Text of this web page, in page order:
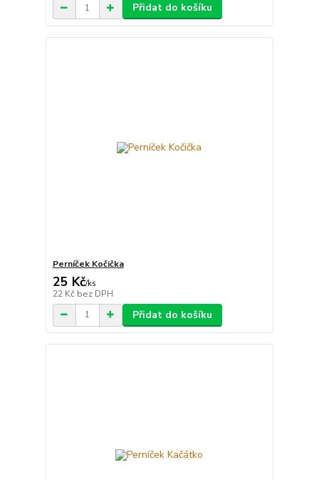
Přidat do košíku
Perníček Kočička
25 Kč/ks
22 Kč bez DPH
Přidat do košíku